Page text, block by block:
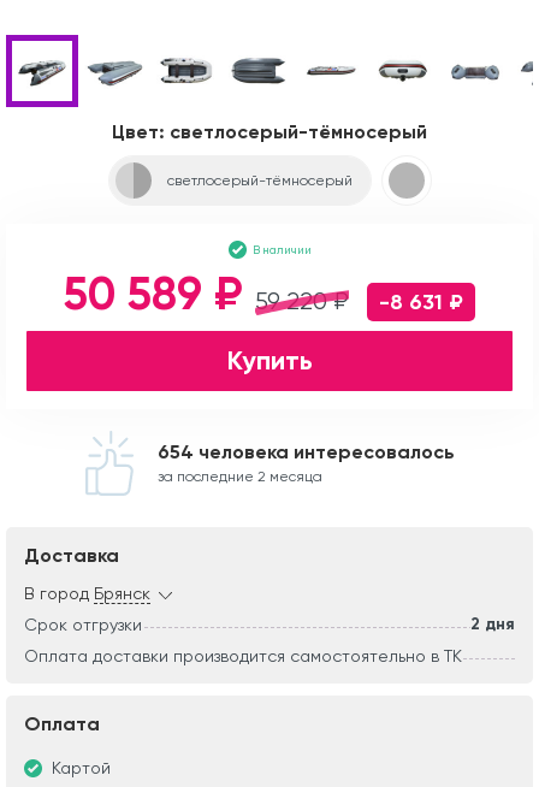
Цвет: светлосерый-тёмносерый
светлосерый-тёмносерый
В наличии
59 220 ₽
50 589 ₽ -8 631 ₽
Купить
654 человека интересовалось
за последние 2 месяца
Доставка
В город Брянск
Срок отгрузки
2 дня
Оплата доставки производится самостоятельно в ТК
Оплата
Картой